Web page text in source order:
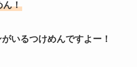
ん！
いるつけめんですよー！